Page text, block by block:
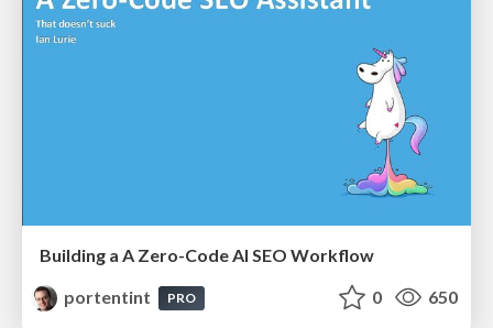
Building a A Zero-Code AI SEO Workflow
portentint
PRO 0 650